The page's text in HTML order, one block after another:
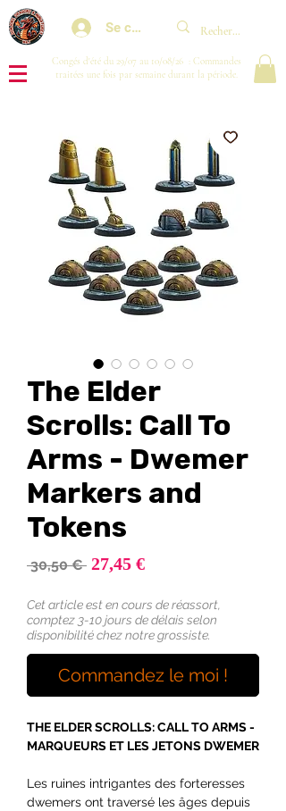
Se connecter
Congés d'été du 29/07 au 10/08/26 : Commandes
traitées une fois par semaine durant la période.
The Elder
Scrolls: Call To
Arms - Dwemer
Markers and
Tokens
30,50 € Prix
27,45 €Prix
Cet article est en cours de réassort,
comptez 3-10 jours de délais selon
disponibilité chez notre grossiste.
Commandez le moi !
THE ELDER SCROLLS: CALL TO ARMS -
MARQUEURS ET LES JETONS DWEMER
Les ruines intrigantes des forteresses
dwemers ont traversé les âges depuis